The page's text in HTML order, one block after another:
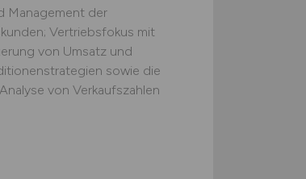
Management der
Vertriebsfokus mit
von Umsatz und
sowie die
von Verkaufszahlen